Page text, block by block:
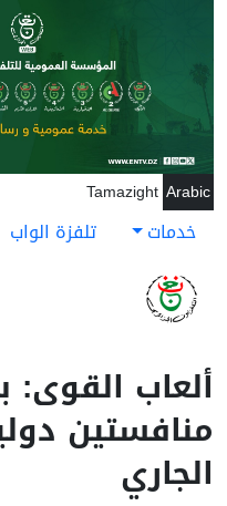
تجاوز إلى المحتوى الرئيسي
Arabic
Tamazight
خدمات تلفزة الواب
ألعاب القوى:
الجاري